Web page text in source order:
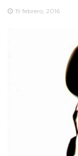
19 febrero, 2016